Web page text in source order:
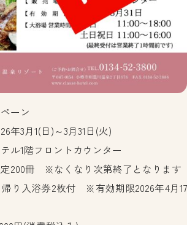
ーン
3月1(日)～3月31日(火)
1階フロントカウンター
200冊 ※なくなり次第終了となります
浴券2枚付 ※有効期限2026年4月17